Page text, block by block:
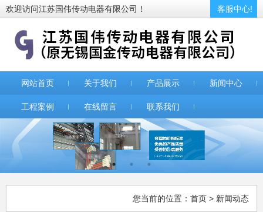
欢迎访问江苏国伟传动电器有限公司！ 客服中心!
网站首页 关于我们 产品展示 新闻中心
工程案例 在线留言 联系我们
您当前的位置：首页 > 新闻动态